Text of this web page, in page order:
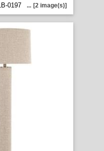
0197
... [2 image(s)]